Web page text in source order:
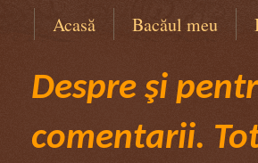
Acasă Bacăul meu
Despre şi
comentarii.